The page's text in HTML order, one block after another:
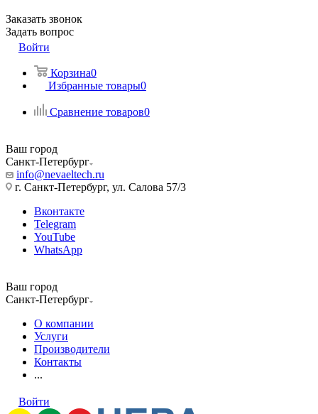
Заказать звонок
Задать вопрос
Войти
Корзина0
Избранные товары0
Сравнение товаров0
Ваш город
Санкт-Петербург
info@nevaeltech.ru
г. Санкт-Петербург, ул. Салова 57/3
Вконтакте
Telegram
YouTube
WhatsApp
Ваш город
Санкт-Петербург
О компании
Услуги
Производители
Контакты
...
Войти